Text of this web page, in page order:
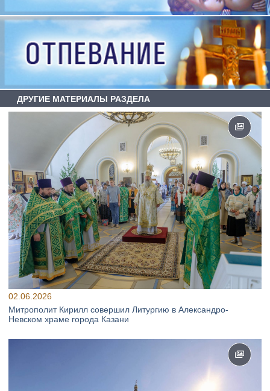
ДРУГИЕ МАТЕРИАЛЫ РАЗДЕЛА
02.06.2026
Митрополит Кирилл совершил Литургию в Александро-
Невском храме города Казани